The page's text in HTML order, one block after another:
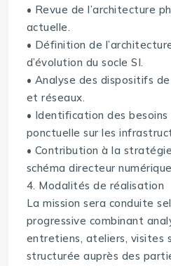
• Revue de l’architecture
actuelle.
• Définition de
d’évolution du socle SI.
• Analyse des dispositifs
et réseaux.
• Identification des besoins
ponctuelle sur les
• Contribution à la
schéma directeur
4. Modalités de réalisation
La mission sera conduite
progressive combinant
entretiens, ateliers, visites
structurée auprès des